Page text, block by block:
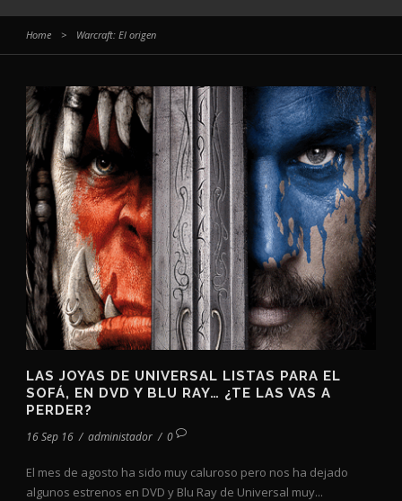
Home > Warcraft: El origen
LAS JOYAS DE UNIVERSAL LISTAS PARA EL
SOFÁ, EN DVD Y BLU RAY… ¿TE LAS VAS A
PERDER?
16 Sep 16 / administador / 0
El mes de agosto ha sido muy caluroso pero nos ha dejado
algunos estrenos en DVD y Blu Ray de Universal muy...